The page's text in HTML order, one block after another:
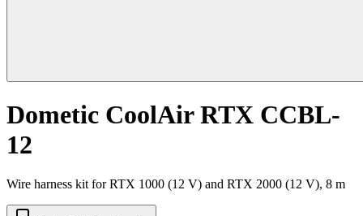
Dometic CoolAir RTX CCBL-
12
Wire harness kit for RTX 1000 (12 V) and RTX 2000 (12 V), 8 m